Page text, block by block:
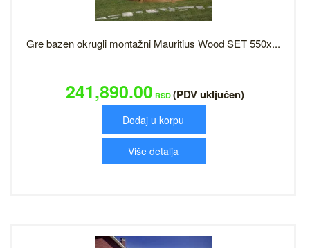
Gre bazen okrugli montažni Mauritius Wood SET 550x...
241,890.00 RSD (PDV uključen)
Dodaj u korpu
Više detalja